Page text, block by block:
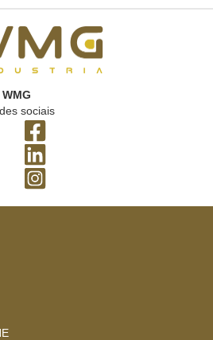
WMG
sociais